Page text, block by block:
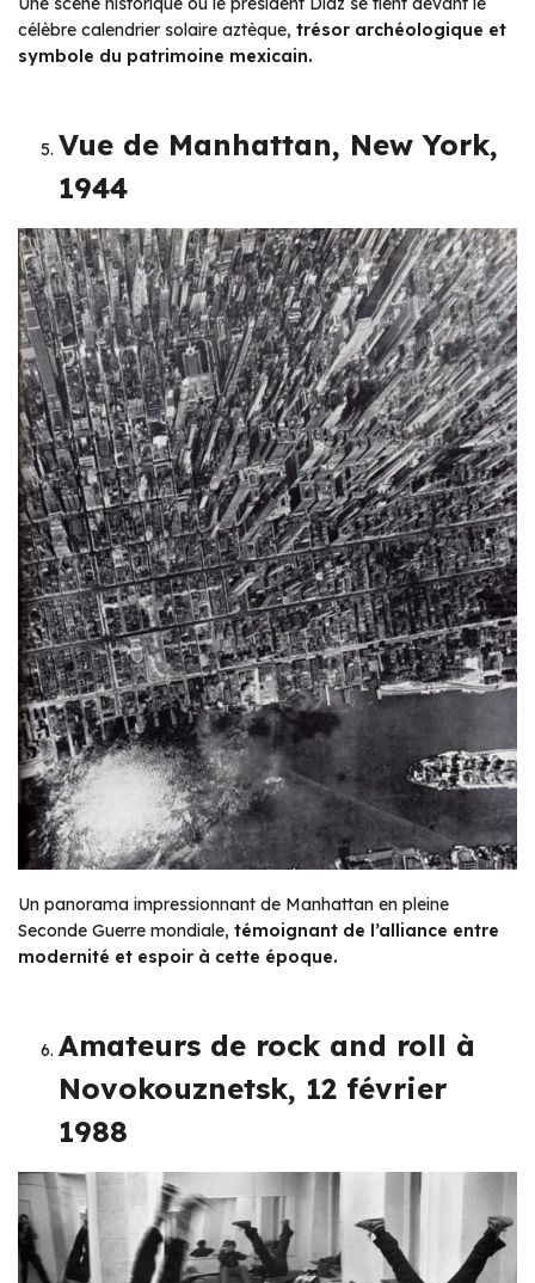
célèbre calendrier solaire aztèque, trésor archéologique et
symbole du patrimoine mexicain.
Vue de Manhattan, New York,
1944
Un panorama impressionnant de Manhattan en pleine
Seconde Guerre mondiale, témoignant de l’alliance entre
modernité et espoir à cette époque.
Amateurs de rock and roll à
Novokouznetsk, 12 février
1988